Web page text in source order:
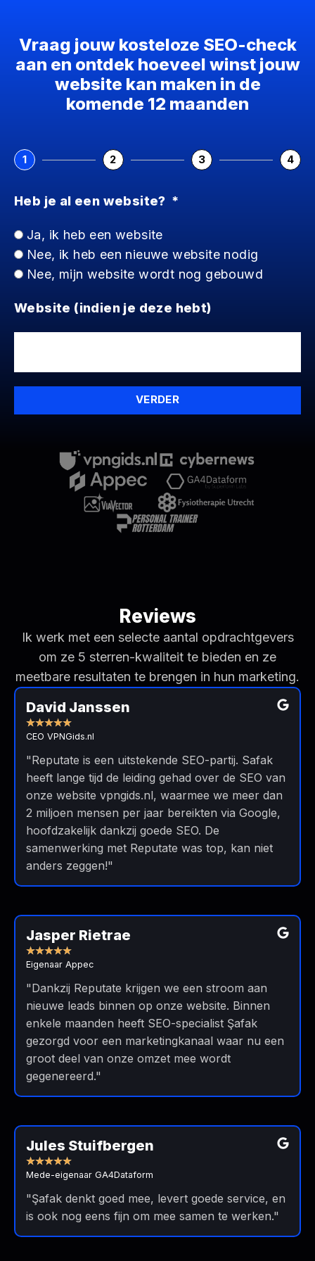
inhoud
Vraag jouw kosteloze SEO-check
aan en ontdek hoeveel winst jouw
website kan maken in de
komende 12 maanden
1 2 3 4
Heb je al een website?
Ja, ik heb een website
Nee, ik heb een nieuwe website nodig
Nee, mijn website wordt nog gebouwd
Website (indien je deze hebt)
VERDER
Reviews
Ik werk met een selecte aantal opdrachtgevers
om ze 5 sterren-kwaliteit te bieden en ze
meetbare resultaten te brengen in hun marketing.
David Janssen
★★★★★
CEO VPNGids.nl
Read
More
"Reputate is een uitstekende SEO-partij. Safak
heeft lange tijd de leiding gehad over de SEO van
onze website vpngids.nl, waarmee we meer dan
2 miljoen mensen per jaar bereikten via Google,
hoofdzakelijk dankzij goede SEO. De
samenwerking met Reputate was top, kan niet
anders zeggen!"
Jasper Rietrae
★★★★★
Eigenaar Appec
Read
More
"Dankzij Reputate krijgen we een stroom aan
nieuwe leads binnen op onze website. Binnen
enkele maanden heeft SEO-specialist Şafak
gezorgd voor een marketingkanaal waar nu een
groot deel van onze omzet mee wordt
gegenereerd."
Jules Stuifbergen
★★★★★
Mede-eigenaar GA4Dataform
Read
More
"Şafak denkt goed mee, levert goede service, en
is ook nog eens fijn om mee samen te werken."